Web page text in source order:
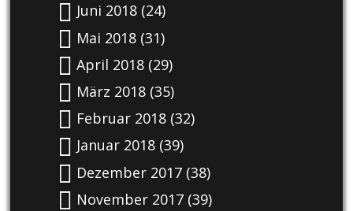
Juni 2018(24)
Mai 2018(31)
April 2018(29)
März 2018(35)
Februar 2018(32)
Januar 2018(39)
Dezember 2017(38)
November 2017(39)